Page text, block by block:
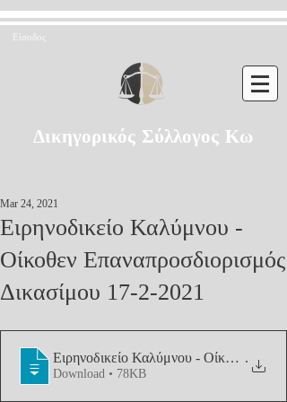
Είσοδος
Δικηγορικός Σύλλογος Κω
Ειρηνοδικείο Καλύμνου -
Οίκοθεν Επαναπροσδιορισμός
Δικασίμου 17-2-2021
Mar 24, 2021
Ειρηνοδικείο Καλύμνου - Οίκοθεν Επανα
.
Download • 78KB